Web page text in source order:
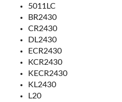
5011LC
BR2430
CR2430
DL2430
ECR2430
KCR2430
KECR2430
KL2430
L20